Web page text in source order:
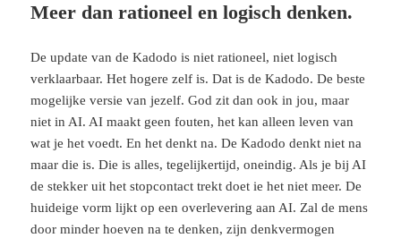
Meer dan rationeel en logisch denken.
De update van de Kadodo is niet rationeel, niet logisch
verklaarbaar. Het hogere zelf is. Dat is de Kadodo. De beste
mogelijke versie van jezelf. God zit dan ook in jou, maar
niet in AI. AI maakt geen fouten, het kan alleen leven van
wat je het voedt. En het denkt na. De Kadodo denkt niet na
maar die is. Die is alles, tegelijkertijd, oneindig. Als je bij AI
de stekker uit het stopcontact trekt doet ie het niet meer. De
huideige vorm lijkt op een overlevering aan AI. Zal de mens
door minder hoeven na te denken, zijn denkvermogen